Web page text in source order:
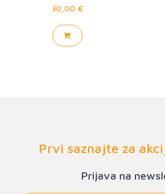
30,00 €
Prvi saznajte za
Prijava na